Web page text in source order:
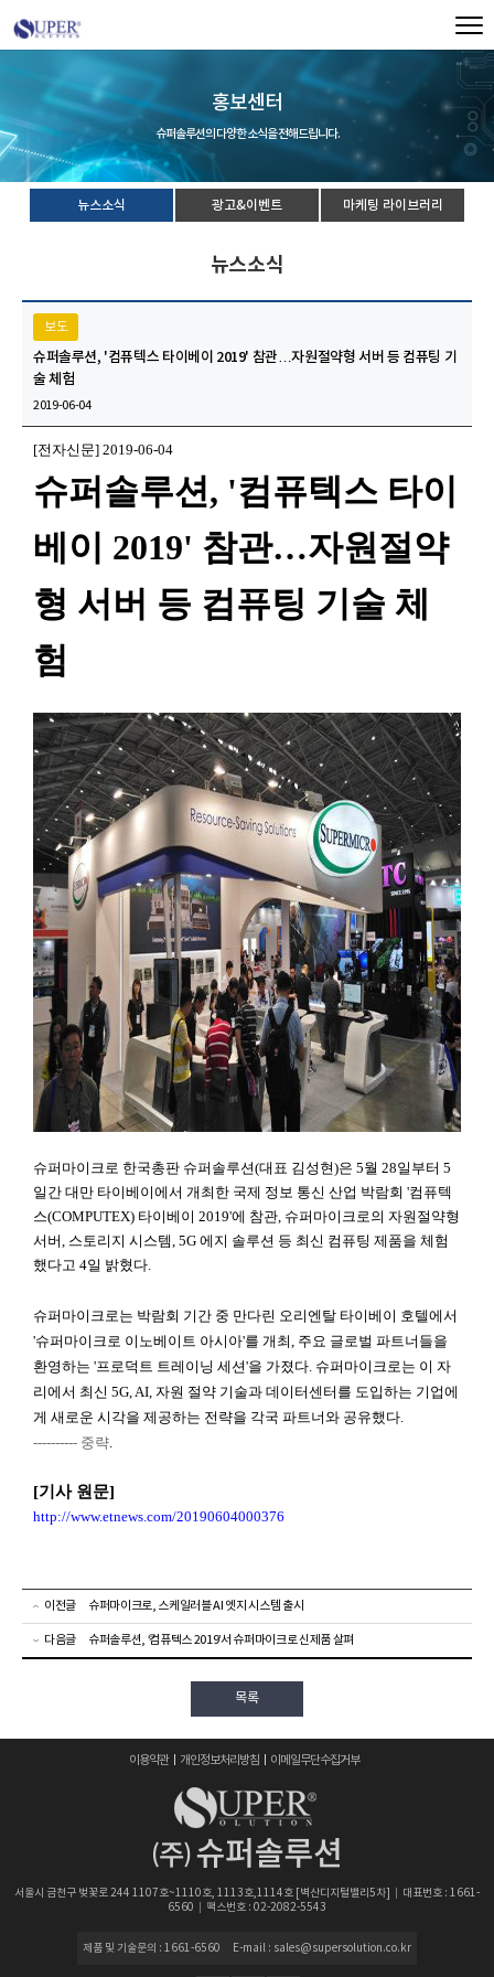
홍보센터
슈퍼솔루션의 다양한 소식을 전해드립니다.
뉴스소식 광고&이벤트 마케팅 라이브러리
뉴스소식
보도
슈퍼솔루션, '컴퓨텍스 타이베이 2019' 참관…자원절약형 서버 등 컴퓨팅 기
술 체험
2019-06-04
[전자신문] 2019-06-04
슈퍼솔루션, '컴퓨텍스 타이
베이 2019' 참관…자원절약
형 서버 등 컴퓨팅 기술 체
험
슈퍼마이크로 한국총판 슈퍼솔루션(대표 김성현)은 5월 28일부터 5
일간 대만 타이베이에서 개최한 국제 정보 통신 산업 박람회 '컴퓨텍
스(COMPUTEX) 타이베이 2019'에 참관, 슈퍼마이크로의 자원절약형
서버, 스토리지 시스템, 5G 에지 솔루션 등 최신 컴퓨팅 제품을 체험
했다고 4일 밝혔다.
슈퍼마이크로는 박람회 기간 중 만다린 오리엔탈 타이베이 호텔에서
'슈퍼마이크로 이노베이트 아시아'를 개최, 주요 글로벌 파트너들을
환영하는 '프로덕트 트레이닝 세션'을 가졌다. 슈퍼마이크로는 이 자
리에서 최신 5G, AI, 자원 절약 기술과 데이터센터를 도입하는 기업에
게 새로운 시각을 제공하는 전략을 각국 파트너와 공유했다.
---------- 중략.
[기사 원문]
http://www.etnews.com/20190604000376
이전글 슈퍼마이크로, 스케일러블 AI 엣지 시스템 출시
다음글 슈퍼솔루션, ‘컴퓨텍스 2019’서 슈퍼마이크로 신제품 살펴
목록
이용약관 개인정보처리방침 이메일무단수집거부
서울시 금천구 벚꽃로 244 1107호~1110호, 1113호,1114호 [벽산디지털밸리5차]
대표번호 : 1661-
6560
팩스번호 : 02-2082-5543
제품 및 기술문의 : 1661-6560 E-mail : sales@supersolution.co.kr